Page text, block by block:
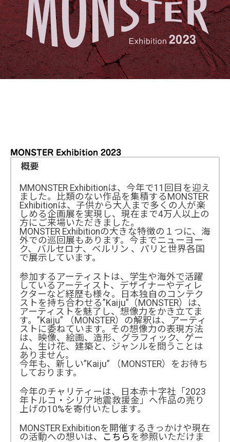
MONSTER Exhibition 2023
概要
MMONSTER Exhibitionは、今年で11回目を迎え
ました。比類のない作品を集積するMONSTER
Exhibitionは、子供から大人まで多くの人が楽
しめる企画展を実現し、現在まで4万人以上の
方にご来場いただきました。
MONSTER Exhibitionの大きな特徴の１つに、海
外での巡回展もあります。今までニューヨー
ク、バルセロナ、ベルリン 、パリと世界各国
で展示しています。
参加するアーティストは、学生や海外で活躍
しているアーティスト、デザイナーやディレ
クターなど経歴も様々。日本独自のコンテク
ストを持ち合わせる”Kaiju”（MONSTER）は、
アーティストを魅了し、想像力をかき立てま
す。”Kaiju” （MONSTER）の解釈は、アーティ
ストに委ねています。その想像力の表現方法
は、映像、絵画、造形、グラフィック、ゲー
ム、生け花、建築と、ジャンルを問うことは
ありません。
今年も、新しい”Kaiju” （MONSTER）をお待ち
しております。
今年のチャリティーは、日本赤十字社「2023
年トルコ・シリア地震救援金」へ作品の売り
上げの10%を寄付いたします。
MONSTER Exhibitionを開催するきっかけや現在
の活動への想いは、
こちら を参照いただけま